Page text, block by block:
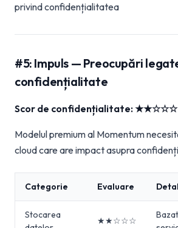
privind confidențialitatea
#5: Impuls — Preocupări
confidențialitate
Scor de confidențialitate: ★★☆☆☆
Modelul premium al Momentum
cloud care are impact asupra
Categorie Evaluare
Stocarea
★★☆☆☆